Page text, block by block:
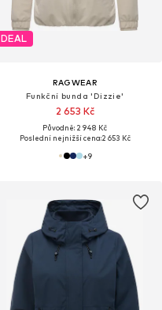
DEAL
RAGWEAR
Funkční bunda 'Dizzie'
2 653 Kč
Původně: 2 948 Kč
Poslední nejnižší cena:2 653 Kč
+9